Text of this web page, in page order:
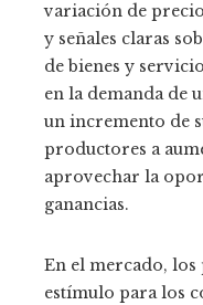
variación de
y señales claras
de bienes y
en la demanda de
un incremento de
productores a
aprovechar la
ganancias.
En el mercado,
estímulo para los